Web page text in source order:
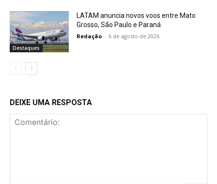
Destaques
LATAM anuncia novos voos entre Mato
Grosso, São Paulo e Paraná
Redação - 6 de agosto de 2026
DEIXE UMA RESPOSTA